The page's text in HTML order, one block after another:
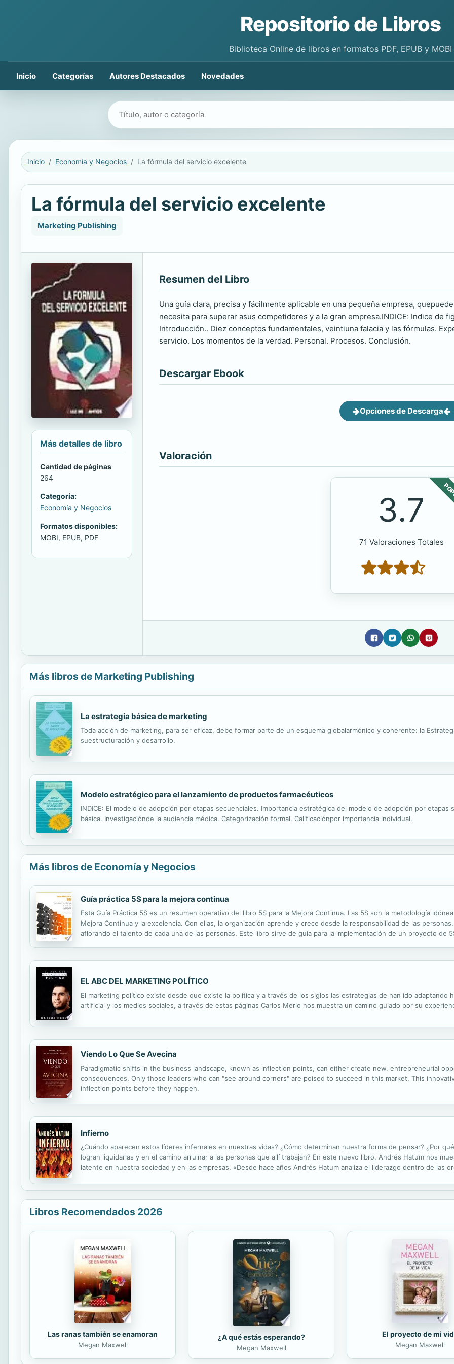
Repositorio de Libros
Biblioteca Online de libros en formatos PDF, EPUB y MOBI
Inicio Categorías Autores Destacados Novedades
Buscar libros
Inicio Economía y Negocios La fórmula del servicio excelente
La fórmula del servicio excelente
Marketing Publishing
Más detalles de libro
Cantidad de páginas
264
Categoría:
Economía y Negocios
Formatos disponibles:
MOBI, EPUB, PDF
Resumen del Libro
Una guía clara, precisa y fácilmente aplicable en una pequeña empresa,
necesita para superar asus competidores y a la gran empresa.INDICE: Indice de
Introducción.. Diez conceptos fundamentales, veintiuna falacia y las fórmulas.
servicio. Los momentos de la verdad. Personal. Procesos. Conclusión.
Descargar Ebook
Opciones de Descarga
Valoración
3.7
71 Valoraciones Totales
Más libros de Marketing Publishing
La estrategia básica de marketing
Toda acción de marketing, para ser eficaz, debe formar parte de un esquema globalarmónico y coherente: la
suestructuración y desarrollo.
Modelo estratégico para el lanzamiento de productos farmacéuticos
INDICE: El modelo de adopción por etapas secuenciales. Importancia estratégica del modelo de adopción por etapas
básica. Investigaciónde la audiencia médica. Categorización formal. Calificaciónpor importancia individual.
Más libros de Economía y Negocios
Guía práctica 5S para la mejora continua
Esta Guía Práctica 5S es un resumen operativo del libro 5S para la Mejora Continua. Las 5S son la metodología
Mejora Continua y la excelencia. Con ellas, la organización aprende y crece desde la responsabilidad de las
aflorando el talento de cada una de las personas. Este libro sirve de guía para la implementación de un proyecto de
EL ABC DEL MARKETING POLÍTICO
El marketing político existe desde que existe la política y a través de los siglos las estrategias de han ido adaptando
artificial y los medios sociales, a través de estas páginas Carlos Merlo nos muestra un camino guiado por su
Viendo Lo Que Se Avecina
Paradigmatic shifts in the business landscape, known as inflection points, can either create new, entrepreneurial
consequences. Only those leaders who can "see around corners" are poised to succeed in this market. This
inflection points before they happen.
Infierno
¿Cuándo aparecen estos líderes infernales en nuestras vidas? ¿Cómo determinan nuestra forma de pensar? ¿Por
logran liquidarlas y en el camino arruinar a las personas que allí trabajan? En este nuevo libro, Andrés Hatum nos
latente en nuestra sociedad y en las empresas. «Desde hace años Andrés Hatum analiza el liderazgo dentro de las
Libros Recomendados 2026
Las ranas también se enamoran
Megan Maxwell
¿A qué estás esperando?
Megan Maxwell
El proyecto de mi
Megan Maxwell